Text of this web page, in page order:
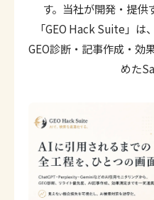
す。当社が開発・提供
「GEO Hack Suite」は
GEO診断・記事作成・効
めた